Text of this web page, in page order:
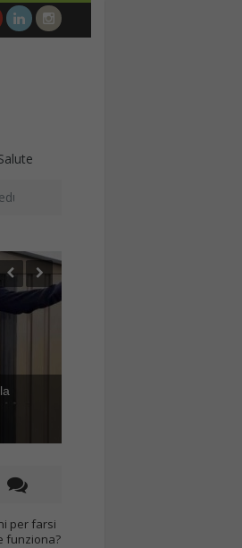
per farsi
funziona?